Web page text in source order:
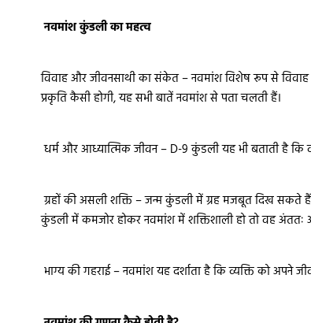
नवमांश कुंडली का महत्व
विवाह और जीवनसाथी का संकेत – नवमांश विशेष रूप से विवाह
प्रकृति कैसी होगी, यह सभी बातें नवमांश से पता चलती हैं।
धर्म और आध्यात्मिक जीवन – D-9 कुंडली यह भी बताती है कि
ग्रहों की असली शक्ति – जन्म कुंडली में ग्रह मजबूत दिख सकते
कुंडली में कमजोर होकर नवमांश में शक्तिशाली हो तो वह
भाग्य की गहराई – नवमांश यह दर्शाता है कि व्यक्ति को अपने